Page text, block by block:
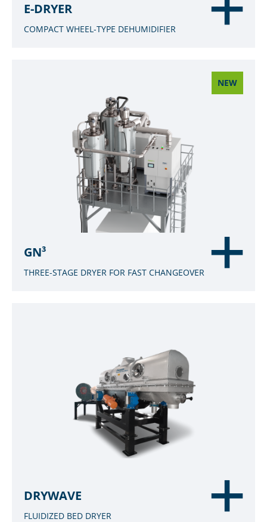
E-DRYER
COMPACT WHEEL-TYPE DEHUMIDIFIER
NEW
GN³
THREE-STAGE DRYER FOR FAST CHANGEOVER
DRYWAVE
FLUIDIZED BED DRYER